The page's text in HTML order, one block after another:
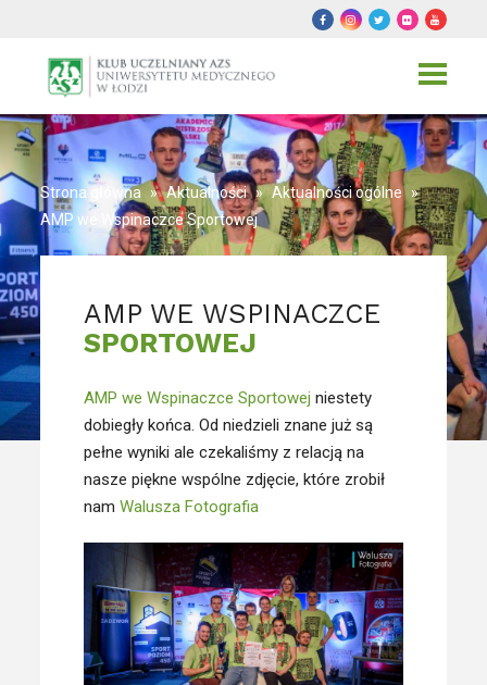
Toggle
Strona główna » Aktualności » Aktualności ogólne »
AMP we Wspinaczce Sportowej
AMP WE WSPINACZCE
SPORTOWEJ
AMP we Wspinaczce Sportowej niestety
dobiegły końca. Od niedzieli znane już są
pełne wyniki ale czekaliśmy z relacją na
nasze piękne wspólne zdjęcie, które zrobił
namWalusza Fotografia